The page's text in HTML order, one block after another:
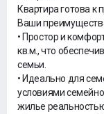
Квартира готова
Ваши
• Простор и
кв.м., что
семьи.
• Идеально для
условиями
жилье